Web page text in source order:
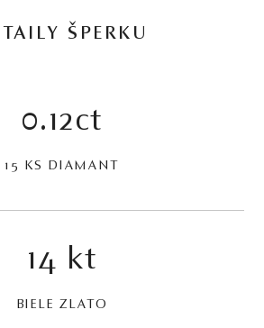
ŠPERKU
0.12ct
15 KS DIAMANT
14 kt
BIELE ZLATO